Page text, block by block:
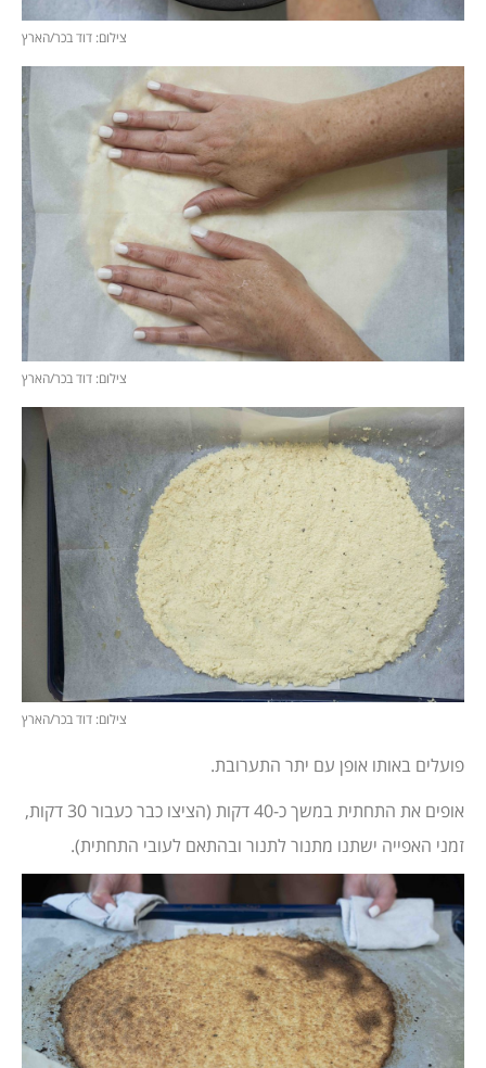
צילום: דוד בכר/הארץ
צילום: דוד בכר/הארץ
צילום: דוד בכר/הארץ
פועלים באותו אופן עם יתר התערובת.
אופים את התחתית במשך כ-40 דקות (הציצו כבר כעבור 30 דקות,
זמני האפייה ישתנו מתנור לתנור ובהתאם לעובי התחתית).